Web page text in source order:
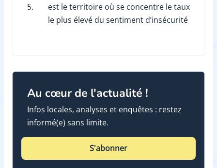
5.
est le territoire où se concentre le taux
le plus élevé du sentiment d’insécurité
Au cœur de l'actualité !
Infos locales, analyses et enquêtes : restez
informé(e) sans limite.
S'abonner